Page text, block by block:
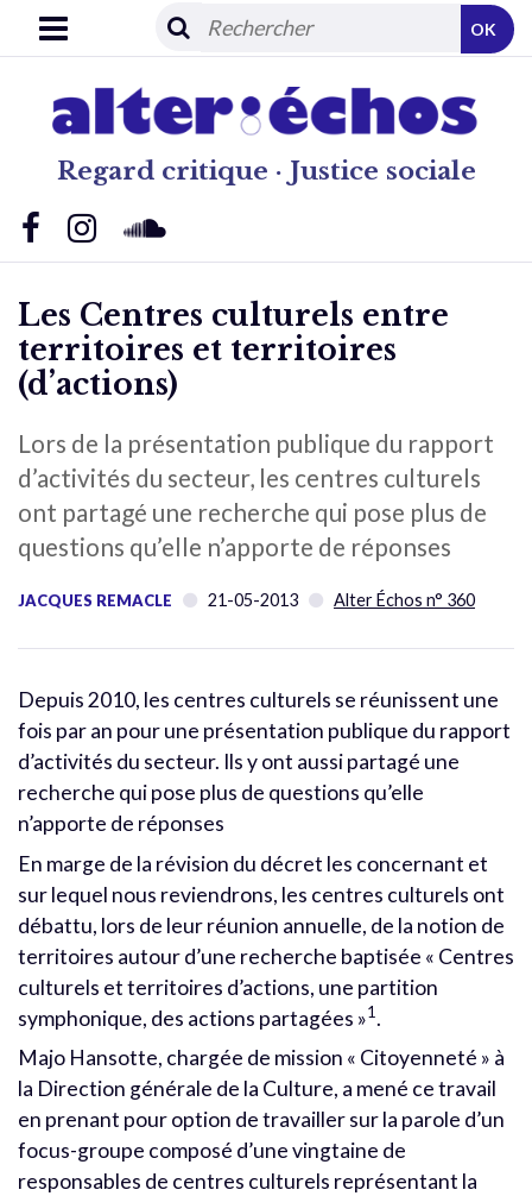
Regard critique · Justice sociale
OK
Les Centres culturels entre
territoires et territoires
(d’actions)
Lors de la présentation publique du rapport
d’activités du secteur, les centres culturels
ont partagé une recherche qui pose plus de
questions qu’elle n’apporte de réponses
JACQUES REMACLE 21-05-2013 Alter Échos n° 360
Depuis 2010, les centres culturels se réunissent une
fois par an pour une présentation publique du rapport
d’activités du secteur. Ils y ont aussi partagé une
recherche qui pose plus de questions qu’elle
n’apporte de réponses
En marge de la révision du décret les concernant et
sur lequel nous reviendrons, les centres culturels ont
débattu, lors de leur réunion annuelle, de la notion de
territoires autour d’une recherche baptisée « Centres
culturels et territoires d’actions, une partition
symphonique, des actions partagées »1.
Majo Hansotte, chargée de mission « Citoyenneté » à
la Direction générale de la Culture, a mené ce travail
en prenant pour option de travailler sur la parole d’un
focus-groupe composé d’une vingtaine de
responsables de centres culturels représentant la